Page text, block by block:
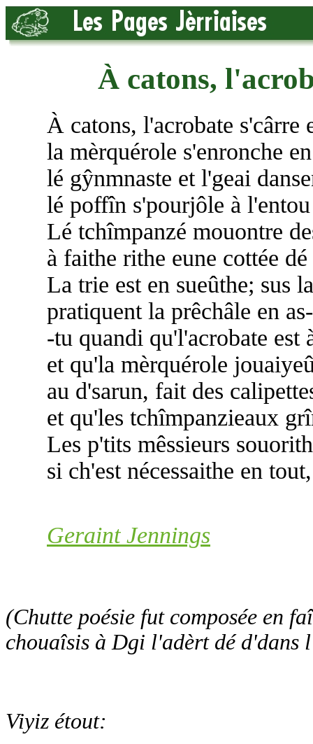
À catons,
À catons, l'acrobate s'cârre
la mèrquérole s'enronche
lé gŷnmnaste et l'geai
lé poffîn s'pourjôle à
Lé tchîmpanzé mouontre
à faithe rithe eune cottée
La trie est en sueûthe; sus
pratiquent la prêchâle en
-tu quandi qu'l'acrobate est
et qu'la mèrquérole
au d'sarun, fait des
et qu'les tchîmpanzieaux
Les p'tits mêssieurs
si ch'est nécessaithe en
Geraint Jennings
(Chutte poésie fut composée en
chouaîsis à Dgi l'adèrt dé d'dans
Viyiz étout: